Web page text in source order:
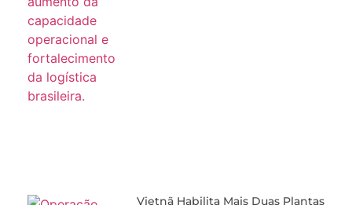
Vietnã Habilita Mais Duas Plantas